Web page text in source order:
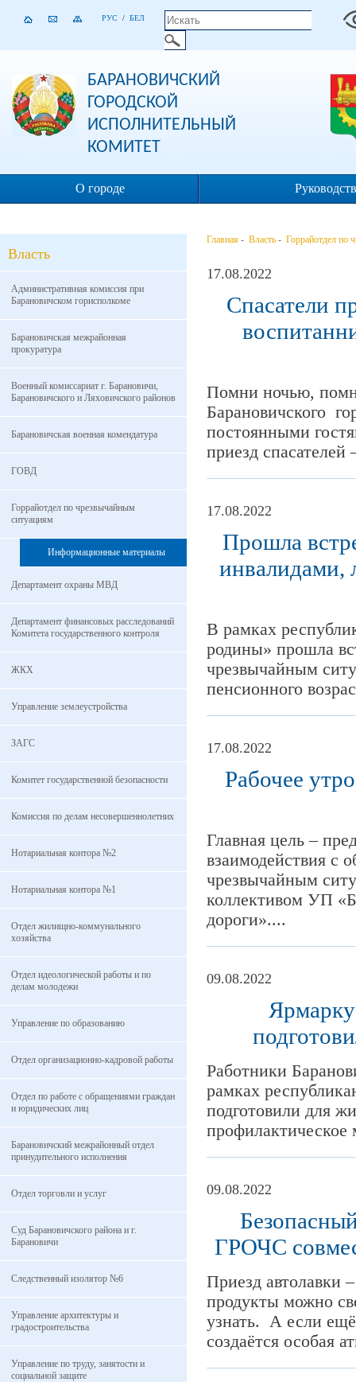
РУС / БЕЛ
БАРАНОВИЧСКИЙ
ГОРОДСКОЙ
ИСПОЛНИТЕЛЬНЫЙ
КОМИТЕТ
О городе
Власть
Административная комиссия при
Барановичском горисполкоме
Барановичская межрайонная
прокуратура
Военный комиссариат г. Барановичи,
Барановичского и Ляховичского районов
Барановичская военная комендатура
ГОВД
Горрайотдел по чрезвычайным
ситуациям
Информационные материалы
Департамент охраны МВД
Департамент финансовых расследований
Комитета государственного контроля
ЖКХ
Управление землеустройства
ЗАГС
Комитет государственной безопасности
Комиссия по делам несовершеннолетних
Нотариальная контора №2
Нотариальная контора №1
Отдел жилищно-коммунального
хозяйства
Отдел идеологической работы и по
делам молодежи
Управление по образованию
Отдел организационно-кадровой работы
Отдел по работе с обращениями граждан
и юридических лиц
Барановичский межрайонный отдел
принудительного исполнения
Отдел торговли и услуг
Суд Барановичского района и г.
Барановичи
Следственный изолятор №6
Управление архитектуры и
градостроительства
Управление по труду, занятости и
социальной защите
Главная - Власть - Горрайотдел по
17.08.2022
Спасатели
Помни ночью,
Барановичского
постоянными
приезд
17.08.2022
Прошла
инвалидами,
В рамках
родины» прошла
чрезвычайным
пенсионного
17.08.2022
Рабочее
Главная цель –
взаимодействия с
чрезвычайным
коллективом УП
дороги»....
09.08.2022
Работники
рамках
подготовили для
профилактическое
09.08.2022
ГРОЧС
Приезд автолавки
продукты можно
узнать. А если
создаётся особая